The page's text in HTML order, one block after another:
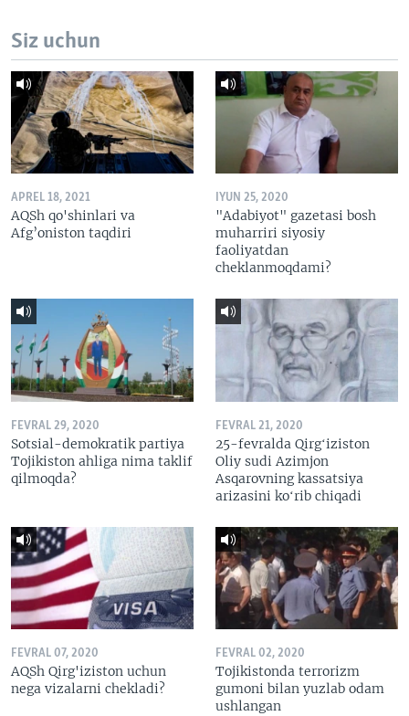
Siz uchun
APREL 18, 2021
AQSh qo'shinlari va
Afg’oniston taqdiri
IYUN 25, 2020
"Adabiyot" gazetasi bosh
muharriri siyosiy
faoliyatdan
cheklanmoqdami?
FEVRAL 29, 2020
Sotsial-demokratik partiya
Tojikiston ahliga nima taklif
qilmoqda?
FEVRAL 21, 2020
25-fevralda Qirgʻiziston
Oliy sudi Azimjon
Asqarovning kassatsiya
arizasini koʻrib chiqadi
FEVRAL 07, 2020
AQSh Qirg'iziston uchun
nega vizalarni chekladi?
FEVRAL 02, 2020
Tojikistonda terrorizm
gumoni bilan yuzlab odam
ushlangan